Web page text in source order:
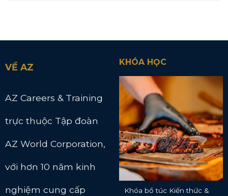
VỀ AZ
AZ Careers & Training
trực thuộc Tập đoàn
AZ World Corporation,
với hơn 10 năm kinh
nghiệm cung cấp
KHÓA HỌC
Khóa bổ túc Kiến thức &